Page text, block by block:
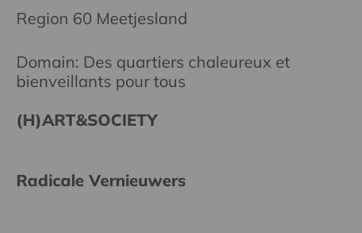
Region 60 Meetjesland
Domain: Des quartiers chaleureux et
bienveillants pour tous
(H)ART&SOCIETY
Radicale Vernieuwers